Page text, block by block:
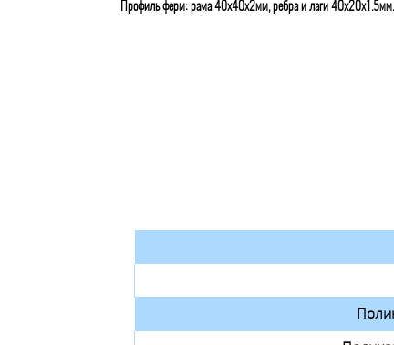
Профиль ферм: рама 40х40х2мм, ребра и лаги 40х20х1.5мм.